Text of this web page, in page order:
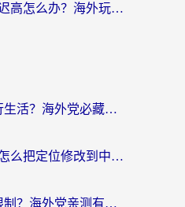
在国外玩300英雄延迟高怎么办？海外玩家亲测有效的加速器选择指南
日本怎么打不开建行生活？海外党必藏的回国加速指南（含丹麦国外影音问题破解）
在新西兰用QQ音乐怎么把定位修改到中国国内？海外党听歌追剧的实用指南
优酷怎么解除区域限制？海外党亲测有效的回国加速器选择指南